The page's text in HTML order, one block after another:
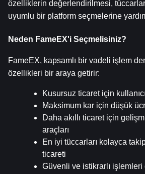
özelliklerin değerlendirilmesi,
uyumlu bir platform seçmelerine
Neden FameEX'i Seçmelisiniz?
FameEX, kapsamlı bir vadeli işlem
özellikleri bir araya getirir:
Kusursuz ticaret için
Maksimum kar için düşük
Daha akıllı ticaret için
araçları
En iyi tüccarları kolayca
ticareti
Güvenli ve istikrarlı